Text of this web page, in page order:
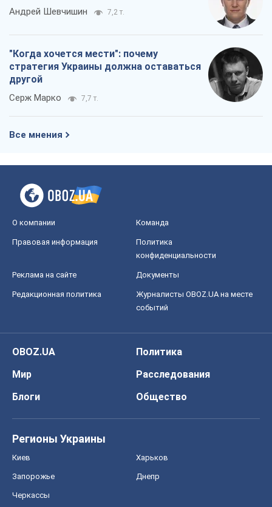
Андрей Шевчишин 7,2 т.
"Когда хочется мести": почему
стратегия Украины должна оставаться
другой
Серж Марко 7,7 т.
Все мнения
О компании Команда
Правовая информация
Политика
конфиденциальности
Реклама на сайте Документы
Редакционная политика
Журналисты OBOZ.UA на месте
событий
OBOZ.UA
Политика
Мир
Расследования
Блоги
Общество
Регионы Украины
Киев Харьков
Запорожье Днепр
Черкассы